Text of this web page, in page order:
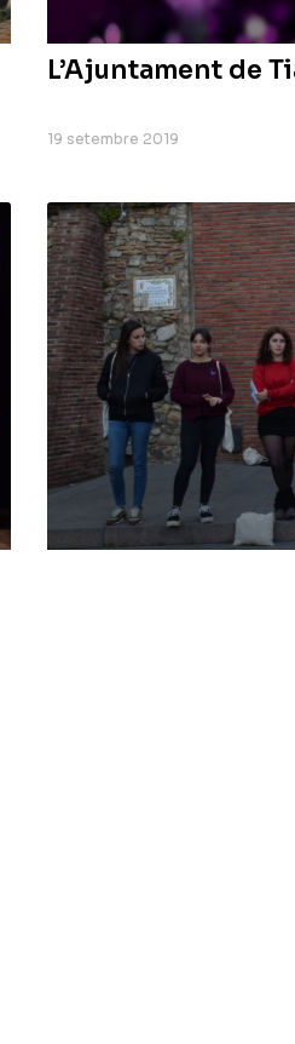
L’Ajuntament de
19 setembre 2019